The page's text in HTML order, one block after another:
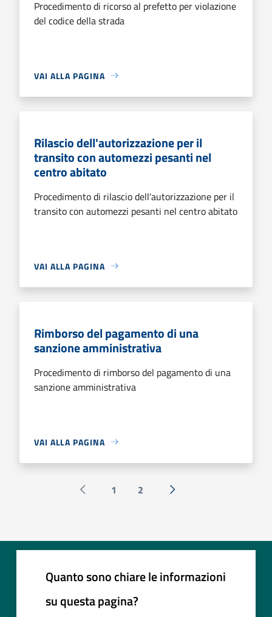
Procedimento di ricorso al prefetto per violazione
del codice della strada
VAI ALLA PAGINA
Rilascio dell'autorizzazione per il
transito con automezzi pesanti nel
centro abitato
Procedimento di rilascio dell'autorizzazione per il
transito con automezzi pesanti nel centro abitato
VAI ALLA PAGINA
Rimborso del pagamento di una
sanzione amministrativa
Procedimento di rimborso del pagamento di una
sanzione amministrativa
VAI ALLA PAGINA
Pagina precedente
1 2 Successiva »
Quanto sono chiare le informazioni
su questa pagina?